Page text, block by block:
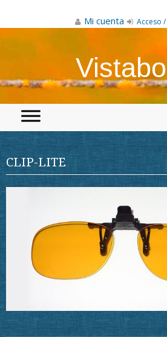
Mi cuenta Acceso
CLIP-LITE